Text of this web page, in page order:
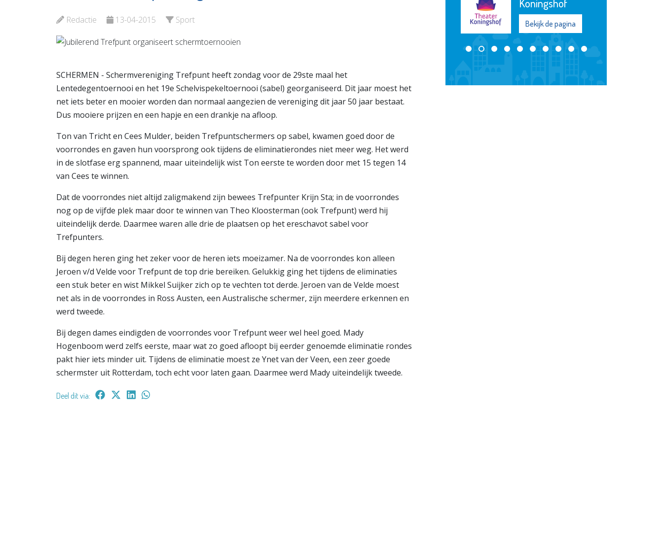
Redactie 13-04-2015 Sport
SCHERMEN - Schermvereniging Trefpunt heeft zondag voor de 29ste maal het
Lentedegentoernooi en het 19e Schelvispekeltoernooi (sabel) georganiseerd. Dit jaar moest het
net iets beter en mooier worden dan normaal aangezien de vereniging dit jaar 50 jaar bestaat.
Dus mooiere prijzen en een hapje en een drankje na afloop.
Ton van Tricht en Cees Mulder, beiden Trefpuntschermers op sabel, kwamen goed door de
voorrondes en gaven hun voorsprong ook tijdens de eliminatierondes niet meer weg. Het werd
in de slotfase erg spannend, maar uiteindelijk wist Ton eerste te worden door met 15 tegen 14
van Cees te winnen.
Dat de voorrondes niet altijd zaligmakend zijn bewees Trefpunter Krijn Sta; in de voorrondes
nog op de vijfde plek maar door te winnen van Theo Kloosterman (ook Trefpunt) werd hij
uiteindelijk derde. Daarmee waren alle drie de plaatsen op het ereschavot sabel voor
Trefpunters.
Bij degen heren ging het zeker voor de heren iets moeizamer. Na de voorrondes kon alleen
Jeroen v/d Velde voor Trefpunt de top drie bereiken. Gelukkig ging het tijdens de eliminaties
een stuk beter en wist Mikkel Suijker zich op te vechten tot derde. Jeroen van de Velde moest
net als in de voorrondes in Ross Austen, een Australische schermer, zijn meerdere erkennen en
werd tweede.
Bij degen dames eindigden de voorrondes voor Trefpunt weer wel heel goed. Mady
Hogenboom werd zelfs eerste, maar wat zo goed afloopt bij eerder genoemde eliminatie rondes
pakt hier iets minder uit. Tijdens de eliminatie moest ze Ynet van der Veen, een zeer goede
schermster uit Rotterdam, toch echt voor laten gaan. Daarmee werd Mady uiteindelijk tweede.
Deel dit via:
Bekijk de pagina
Maassluis
Bekijk de pagina
Koningshof
Bekijk de pagina